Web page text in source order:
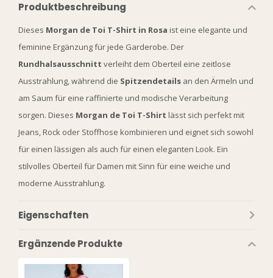
Produktbeschreibung
Dieses Morgan de Toi T-Shirt in Rosa ist eine elegante und
feminine Ergänzung für jede Garderobe. Der
Rundhalsausschnitt verleiht dem Oberteil eine zeitlose
Ausstrahlung, während die Spitzendetails an den Ärmeln und
am Saum für eine raffinierte und modische Verarbeitung
sorgen. Dieses Morgan de Toi T-Shirt lässt sich perfekt mit
Jeans, Rock oder Stoffhose kombinieren und eignet sich sowohl
für einen lässigen als auch für einen eleganten Look. Ein
stilvolles Oberteil für Damen mit Sinn für eine weiche und
moderne Ausstrahlung.
Eigenschaften
Ergänzende Produkte